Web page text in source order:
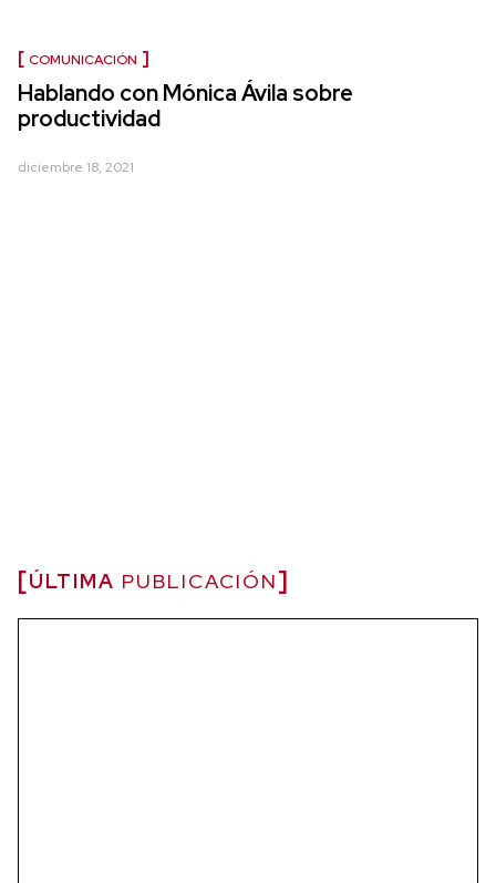
COMUNICACIÓN
Hablando con Mónica Ávila sobre
productividad
diciembre 18, 2021
ÚLTIMA PUBLICACIÓN